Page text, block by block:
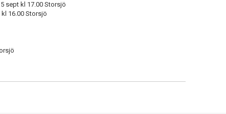
sept kl 17.00 Storsjö
16.00 Storsjö